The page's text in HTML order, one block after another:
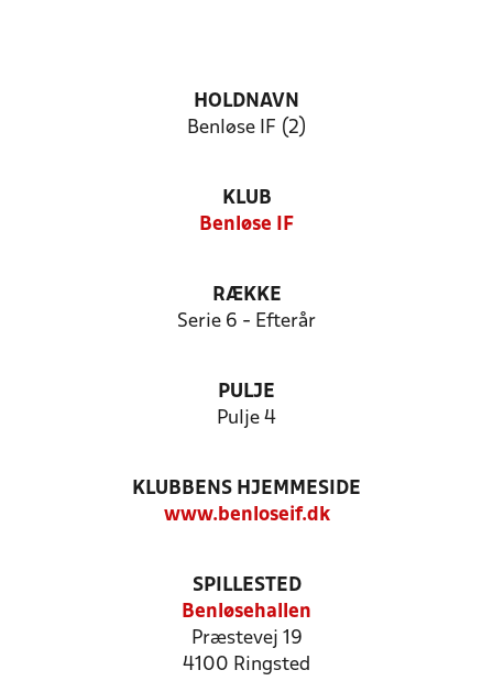
HOLDNAVN
Benløse IF (2)
KLUB
Benløse IF
RÆKKE
Serie 6 - Efterår
PULJE
Pulje 4
KLUBBENS HJEMMESIDE
www.benloseif.dk
SPILLESTED
Benløsehallen
Præstevej 19
4100 Ringsted